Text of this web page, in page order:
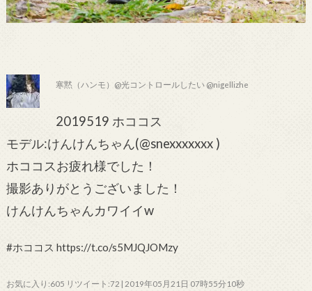
寒黙（ハンモ）@光コントロールしたい @nigellizhe
2019519 ホココス
モデル:けんけんちゃん(@snexxxxxxx )
ホココスお疲れ様でした！
撮影ありがとうございました！
けんけんちゃんカワイイw
#ホココス https://t.co/s5MJQJOMzy
お気に入り:605 リツイート:72 | 2019年05月21日 07時55分10秒